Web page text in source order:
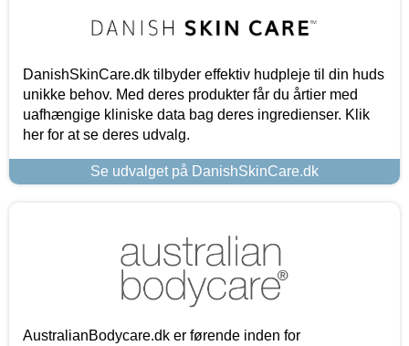
DanishSkinCare.dk tilbyder effektiv hudpleje til din huds
unikke behov. Med deres produkter får du årtier med
uafhængige kliniske data bag deres ingredienser. Klik
her for at se deres udvalg.
Se udvalget på DanishSkinCare.dk
AustralianBodycare.dk er førende inden for